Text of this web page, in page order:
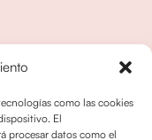
como las cookies
El
procesar datos como el